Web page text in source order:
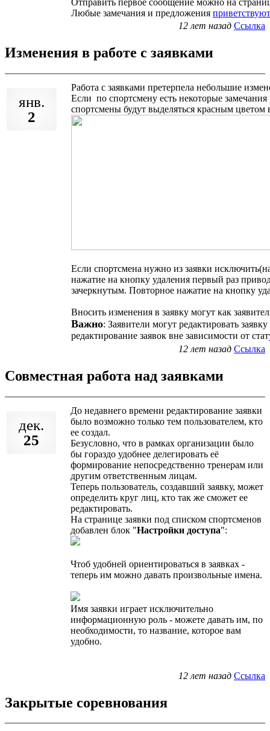
Отправить первое сообщение можно на
Любые замечания и предложения
12 лет назад Ссылка
Изменения в работе с заявками
янв.
2
Работа с заявками претерпела небольшие
Если по спортсмену есть некоторые
спортсмены будут выделяться красным цветом
Если спортсмена нужно из заявки
нажатие на кнопку удаления первый раз
зачеркнутым. Повторное нажатие на кнопку
Вносить изменения в заявку могут как
Важно: Заявители могут редактировать
редактирование заявок вне зависимости от
12 лет назад Ссылка
Совместная работа над заявками
дек.
25
До недавнего времени редактирование заявки
было возможно только тем пользователем, кто
ее создал.
Безусловно, что в рамках организации было
бы гораздо удобнее делегировать её
формирование непосредственно тренерам или
другим ответственным лицам.
Теперь пользователь, создавший заявку, может
определить круг лиц, кто так же cможет ее
редактировать.
На странице заявки под списком спортсменов
добавлен блок "Настройки доступа":
Чтоб удобней ориентироваться в заявках -
теперь им можно давать произвольные имена.
Имя заявки играет исключительно
информационную роль - можете давать им, по
необходимости, то название, которое вам
удобно.
12 лет назад Ссылка
Закрытые соревнования